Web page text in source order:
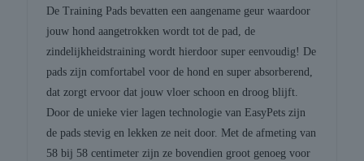
De Training Pads bevatten een aangename geur waardoor
jouw hond aangetrokken wordt tot de pad, de
zindelijkheidstraining wordt hierdoor super eenvoudig! De
pads zijn comfortabel voor de hond en super absorberend,
dat zorgt ervoor dat jouw vloer schoon en droog blijft.
Door de unieke vier lagen technologie van EasyPets zijn
de pads stevig en lekken ze neit door. Met de afmeting van
58 bij 58 centimeter zijn ze bovendien groot genoeg voor